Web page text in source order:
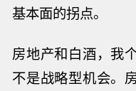
基本面的拐点。
房地产和白酒， 我
不是战略型机会。